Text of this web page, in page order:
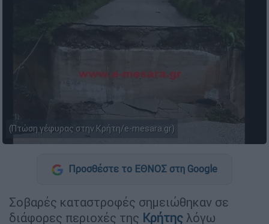
(Πτώση γέφυρας στην Κρήτη/e-mesara.gr)
Προσθέστε το ΕΘΝΟΣ στη Google
Σοβαρές καταστροφές σημειώθηκαν σε
διάφορες περιοχές της Κρήτης λόγω